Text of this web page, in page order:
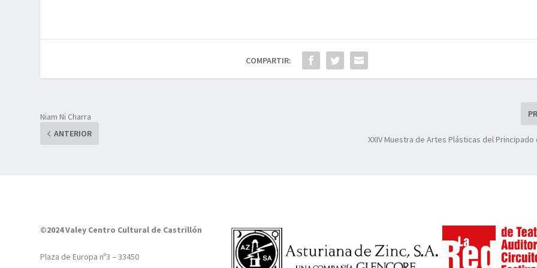
COMPARTIR:
Niam Ni Charra
ANTERIOR
XXIV Muestra de Artes Plásticas del Principado
©2024 Valey Centro Cultural de Castrillón
Plaza de Europa nº3 – 33450